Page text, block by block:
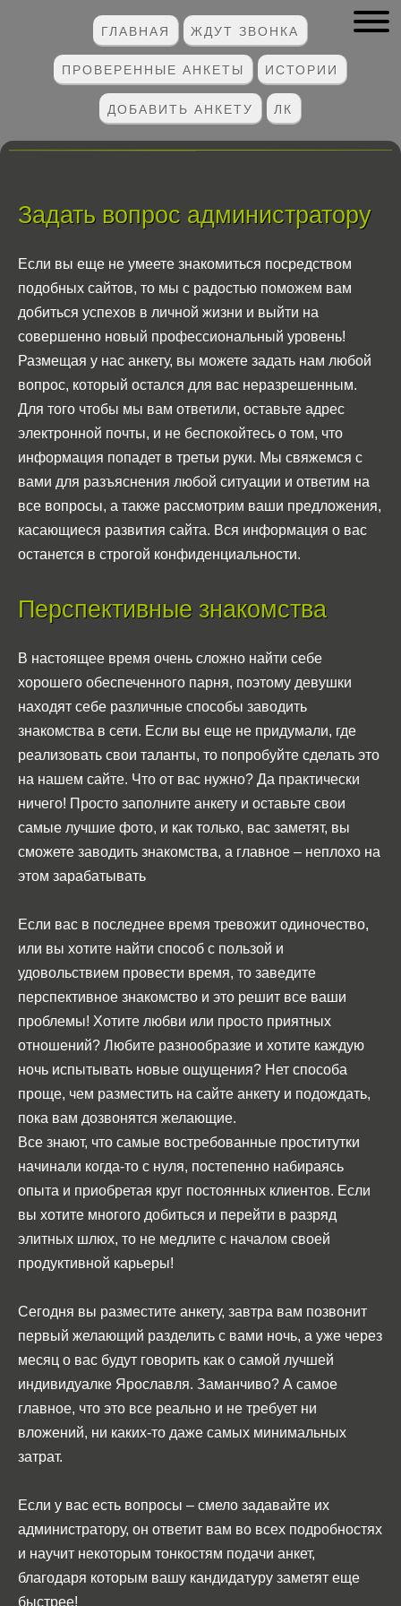
ГЛАВНАЯ ЖДУТ ЗВОНКА
ПРОВЕРЕННЫЕ АНКЕТЫ ИСТОРИИ
ДОБАВИТЬ АНКЕТУ ЛК
Задать вопрос администратору
Если вы еще не умеете знакомиться посредством
подобных сайтов, то мы с радостью поможем вам
добиться успехов в личной жизни и выйти на
совершенно новый профессиональный уровень!
Размещая у нас анкету, вы можете задать нам любой
вопрос, который остался для вас неразрешенным.
Для того чтобы мы вам ответили, оставьте адрес
электронной почты, и не беспокойтесь о том, что
информация попадет в третьи руки. Мы свяжемся с
вами для разъяснения любой ситуации и ответим на
все вопросы, а также рассмотрим ваши предложения,
касающиеся развития сайта. Вся информация о вас
останется в строгой конфиденциальности.
Перспективные знакомства
В настоящее время очень сложно найти себе
хорошего обеспеченного парня, поэтому девушки
находят себе различные способы заводить
знакомства в сети. Если вы еще не придумали, где
реализовать свои таланты, то попробуйте сделать это
на нашем сайте. Что от вас нужно? Да практически
ничего! Просто заполните анкету и оставьте свои
самые лучшие фото, и как только, вас заметят, вы
сможете заводить знакомства, а главное – неплохо на
этом зарабатывать
Если вас в последнее время тревожит одиночество,
или вы хотите найти способ с пользой и
удовольствием провести время, то заведите
перспективное знакомство и это решит все ваши
проблемы! Хотите любви или просто приятных
отношений? Любите разнообразие и хотите каждую
ночь испытывать новые ощущения? Нет способа
проще, чем разместить на сайте анкету и подождать,
пока вам дозвонятся желающие.
Все знают, что самые востребованные проститутки
начинали когда-то с нуля, постепенно набираясь
опыта и приобретая круг постоянных клиентов. Если
вы хотите многого добиться и перейти в разряд
элитных шлюх, то не медлите с началом своей
продуктивной карьеры!
Сегодня вы разместите анкету, завтра вам позвонит
первый желающий разделить с вами ночь, а уже через
месяц о вас будут говорить как о самой лучшей
индивидуалке Ярославля. Заманчиво? А самое
главное, что это все реально и не требует ни
вложений, ни каких-то даже самых минимальных
затрат.
Если у вас есть вопросы – смело задавайте их
администратору, он ответит вам во всех подробностях
и научит некоторым тонкостям подачи анкет,
благодаря которым вашу кандидатуру заметят еще
быстрее!